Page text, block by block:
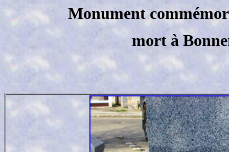
Monument
mort à